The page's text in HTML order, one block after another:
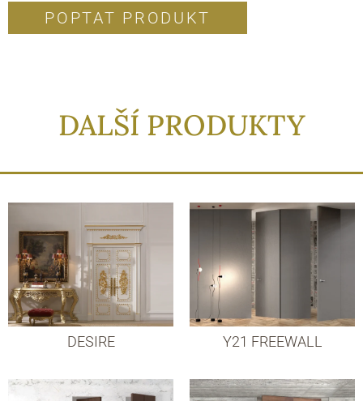
POPTAT PRODUKT
DALŠÍ PRODUKTY
DESIRE Y21 FREEWALL